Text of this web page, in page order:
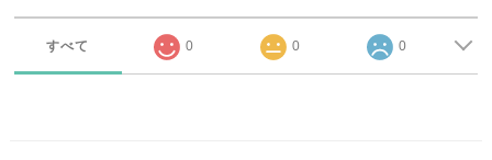
すべて 0 0 0